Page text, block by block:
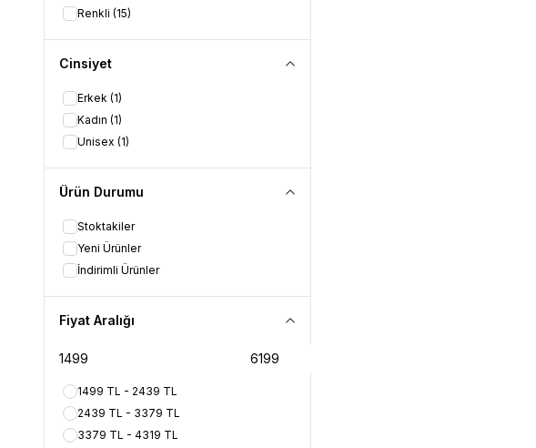
Renkli (15)
Cinsiyet
Erkek (1)
Kadın (1)
Unisex (1)
Ürün Durumu
Stoktakiler
Yeni Ürünler
İndirimli Ürünler
Fiyat Aralığı
1499 TL - 2439 TL
2439 TL - 3379 TL
3379 TL - 4319 TL